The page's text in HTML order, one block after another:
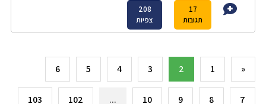
17
תגובות
208
צפיות
«
1
2
3
4
5
6
7
8
9
10
...
102
103